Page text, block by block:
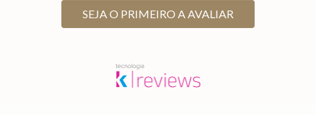
SEJA O PRIMEIRO A AVALIAR